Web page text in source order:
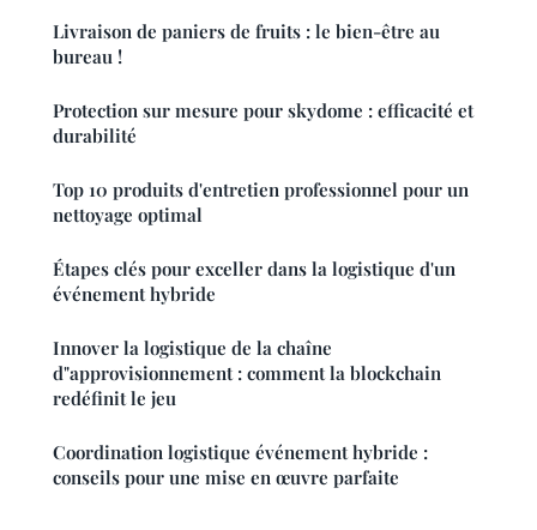
Livraison de paniers de fruits : le bien-être au
bureau !
Protection sur mesure pour skydome : efficacité et
durabilité
Top 10 produits d'entretien professionnel pour un
nettoyage optimal
Étapes clés pour exceller dans la logistique d'un
événement hybride
Innover la logistique de la chaîne
d"approvisionnement : comment la blockchain
redéfinit le jeu
Coordination logistique événement hybride :
conseils pour une mise en œuvre parfaite